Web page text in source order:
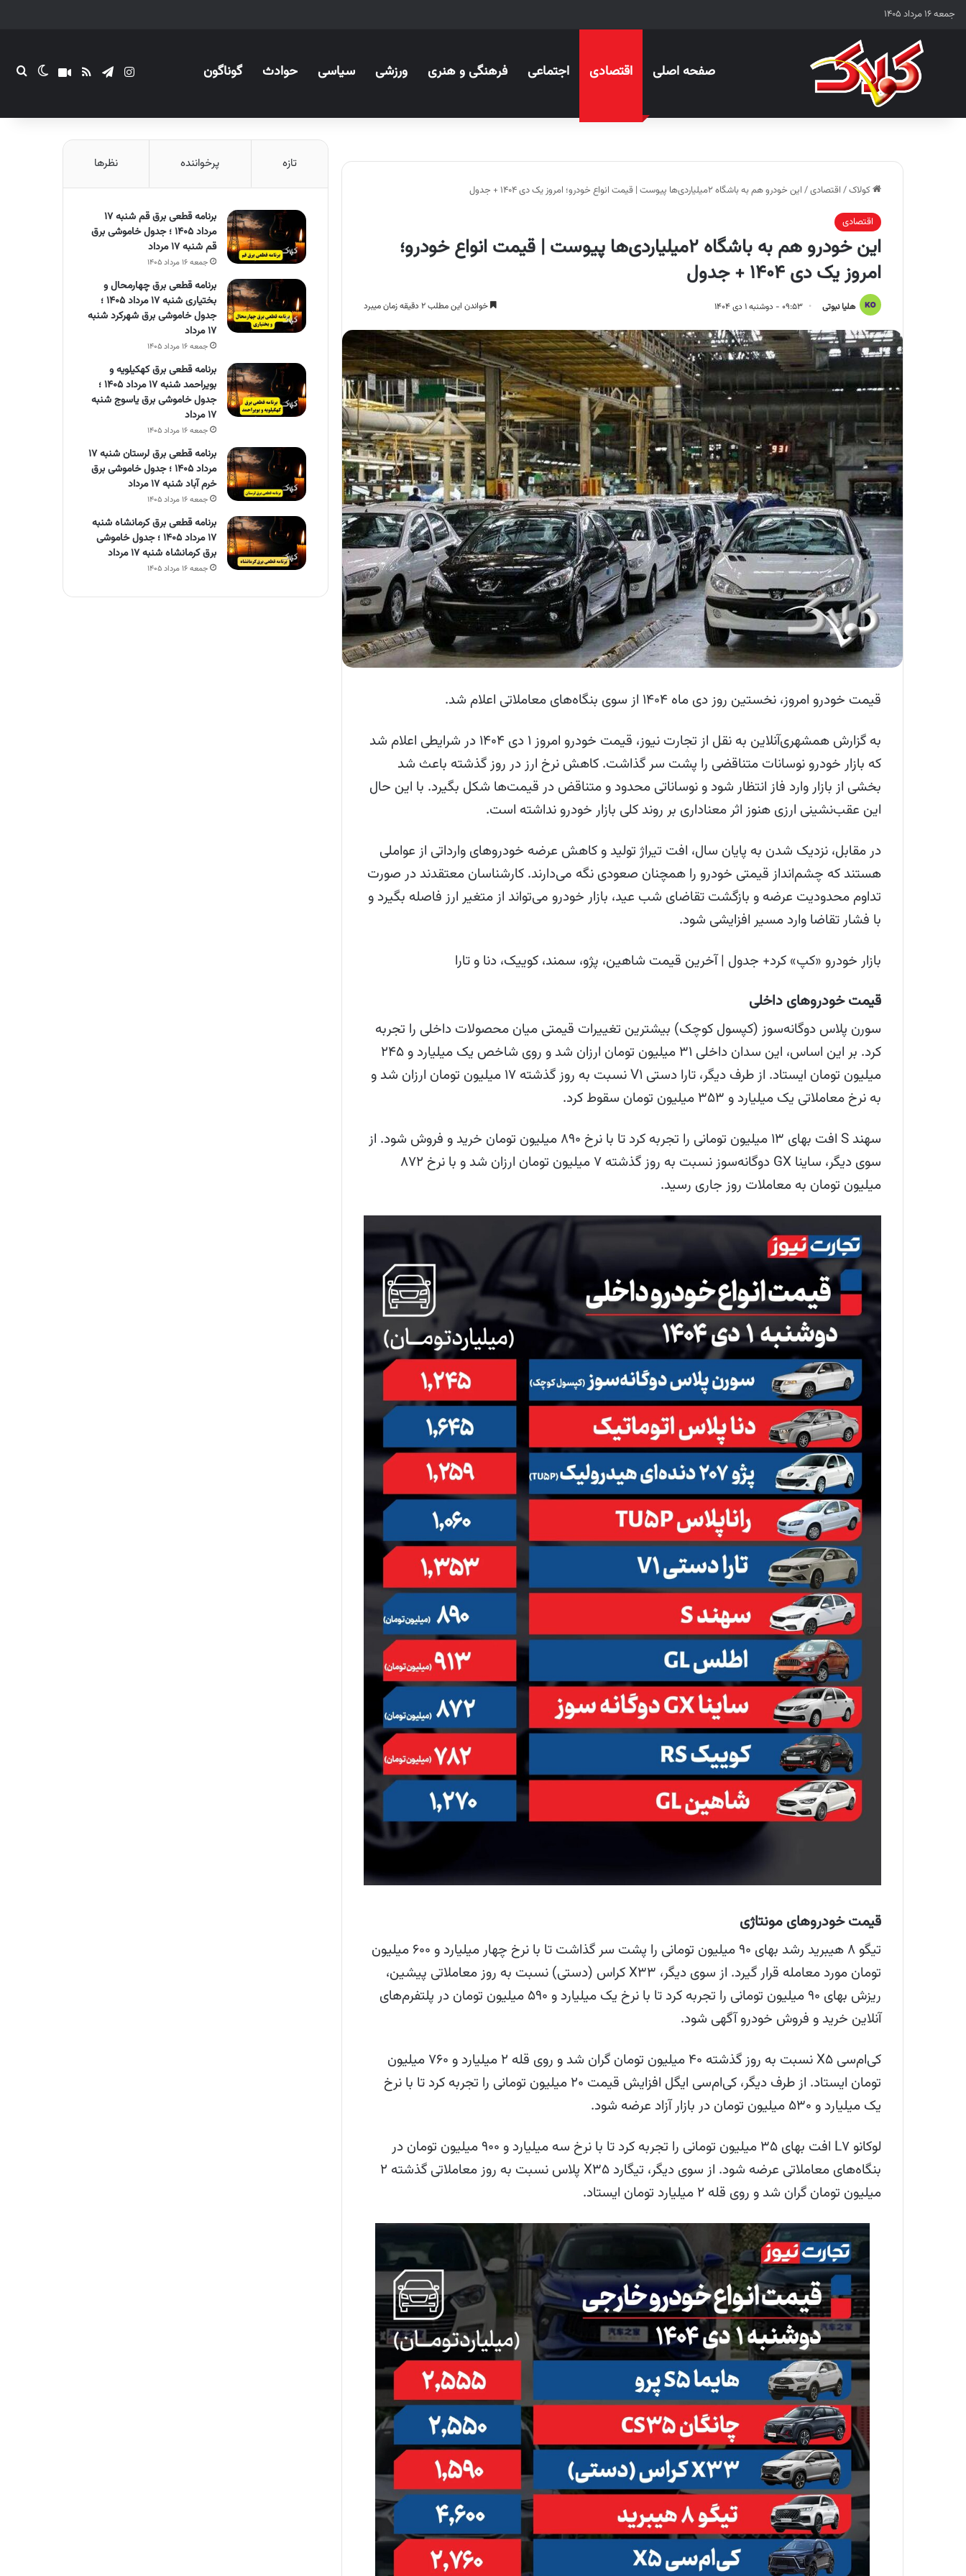
جمعه ۱۶ مرداد ۱۴۰۵
صفحه اصلی اقتصادی اجتماعی فرهنگی و هنری ورزشی سیاسی حوادث گوناگون اینستاگرام
تلگرامخوراکآپاراتتغییر
کولاک/ اقتصادی/ این خودرو هم به باشگاه ۲میلیاردی‌ها پیوست | قیمت انواع خودرو؛ امروز یک دی ۱۴۰۴ + جدول
اقتصادی
این خودرو هم به باشگاه ۲میلیاردی‌ها پیوست | قیمت انواع خودرو؛
امروز یک دی ۱۴۰۴ + جدول
هلیا نبوتی ۰۹:۵۳ - دوشنبه ۱ دی ۱۴۰۴ خواندن این مطلب ۲ دقیقه زمان میبرد
قیمت خودرو امروز، نخستین روز دی ماه ۱۴۰۴ از سوی بنگاه‌های معاملاتی اعلام شد.
به گزارش همشهری‌آنلاین به نقل از تجارت نیوز، قیمت خودرو امروز ۱ دی ۱۴۰۴ در شرایطی اعلام شد
که بازار خودرو نوسانات متناقضی را پشت سر گذاشت. کاهش نرخ ارز در روز گذشته باعث شد
بخشی از بازار وارد فاز انتظار شود و نوساناتی محدود و متناقض در قیمت‌ها شکل بگیرد. با این حال
این عقب‌نشینی ارزی هنوز اثر معناداری بر روند کلی بازار خودرو نداشته است.
در مقابل، نزدیک‌ شدن به پایان سال، افت تیراژ تولید و کاهش عرضه خودروهای وارداتی از عواملی
هستند که چشم‌انداز قیمتی خودرو را همچنان صعودی نگه می‌دارند. کارشناسان معتقدند در صورت
تداوم محدودیت عرضه و بازگشت تقاضای شب عید، بازار خودرو می‌تواند از متغیر ارز فاصله بگیرد و
با فشار تقاضا وارد مسیر افزایشی شود.
بازار خودرو «کپ» کرد+ جدول | آخرین قیمت شاهین، پژو، سمند، کوییک، دنا و تارا
قیمت خودروهای داخلی
سورن پلاس دوگانه‌سوز (کپسول کوچک) بیشترین تغییرات قیمتی میان محصولات داخلی را تجربه
کرد. بر این اساس، این سدان داخلی ۳۱ میلیون تومان ارزان شد و روی شاخص یک میلیارد و ۲۴۵
میلیون تومان ایستاد. از طرف دیگر، تارا دستی V۱ نسبت به روز گذشته ۱۷ میلیون تومان ارزان شد و
به نرخ معاملاتی یک میلیارد و ۳۵۳ میلیون تومان سقوط کرد.
سهند S افت بهای ۱۳ میلیون تومانی را تجربه کرد تا با نرخ ۸۹۰ میلیون تومان خرید و فروش شود. از
سوی دیگر، ساینا GX دوگانه‌سوز نسبت به روز گذشته ۷ میلیون تومان ارزان شد و با نرخ ۸۷۲
میلیون تومان به معاملات روز جاری رسید.
قیمت خودروهای مونتاژی
تیگو ۸ هیبرید رشد بهای ۹۰ میلیون تومانی را پشت سر گذاشت تا با نرخ چهار میلیارد و ۶۰۰ میلیون
تومان مورد معامله قرار گیرد. از سوی دیگر، X۳۳ کراس (دستی) نسبت به روز معاملاتی پیشین،
ریزش بهای ۹۰ میلیون تومانی را تجربه کرد تا با نرخ یک میلیارد و ۵۹۰ میلیون تومان در پلتفرم‌های
آنلاین خرید و فروش خودرو آگهی شود.
کی‌ام‌سی X۵ نسبت به روز گذشته ۴۰ میلیون تومان گران شد و روی قله ۲ میلیارد و ۷۶۰ میلیون
تومان ایستاد. از طرف دیگر، کی‌ام‌سی ایگل افزایش قیمت ۲۰ میلیون تومانی را تجربه کرد تا با نرخ
یک میلیارد و ۵۳۰ میلیون تومان در بازار آزاد عرضه شود.
لوکانو L۷ افت بهای ۳۵ میلیون تومانی را تجربه کرد تا با نرخ سه میلیارد و ۹۰۰ میلیون تومان در
بنگاه‌های معاملاتی عرضه شود. از سوی دیگر، تیگارد X۳۵ پلاس نسبت به روز معاملاتی گذشته ۲
میلیون تومان گران شد و روی قله ۲ میلیارد تومان ایستاد.
تازه پرخواننده نظرها
برنامه قطعی برق قم شنبه ۱۷
مرداد ۱۴۰۵ ؛ جدول خاموشی برق
قم شنبه ۱۷ مرداد
جمعه ۱۶ مرداد ۱۴۰۵
برنامه قطعی برق چهارمحال و
بختیاری شنبه ۱۷ مرداد ۱۴۰۵ ؛
جدول خاموشی برق شهرکرد شنبه
۱۷ مرداد
جمعه ۱۶ مرداد ۱۴۰۵
برنامه قطعی برق کهکیلویه و
بویراحمد شنبه ۱۷ مرداد ۱۴۰۵ ؛
جدول خاموشی برق یاسوج شنبه
۱۷ مرداد
جمعه ۱۶ مرداد ۱۴۰۵
برنامه قطعی برق لرستان شنبه ۱۷
مرداد ۱۴۰۵ ؛ جدول خاموشی برق
خرم آباد شنبه ۱۷ مرداد
جمعه ۱۶ مرداد ۱۴۰۵
برنامه قطعی برق کرمانشاه شنبه
۱۷ مرداد ۱۴۰۵ ؛ جدول خاموشی
برق کرمانشاه شنبه ۱۷ مرداد
جمعه ۱۶ مرداد ۱۴۰۵